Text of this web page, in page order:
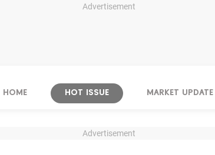
Advertisement
HOME HOT ISSUE MARKET UPDATE
Advertisement